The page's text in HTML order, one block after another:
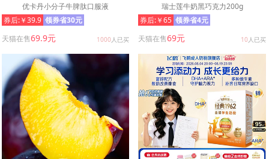
优卡丹小分子牛脾肽口服液
券后:￥39.9 领券省30元
天猫在售69.9元 1000 人已买
瑞士莲牛奶黑巧克力200g
券后:￥65 领券省4元
天猫在售69元 10 人已买